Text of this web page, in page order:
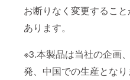
お断りなく変更するこ
あります。
※3.本製品は当社の企画
発、中国での生産となり